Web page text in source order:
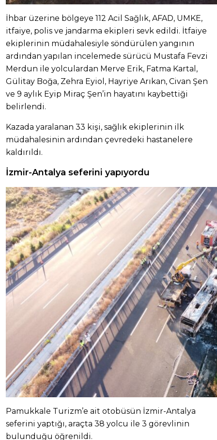
İhbar üzerine bölgeye 112 Acil Sağlık, AFAD, UMKE,
itfaiye, polis ve jandarma ekipleri sevk edildi. İtfaiye
ekiplerinin müdahalesiyle söndürülen yangının
ardından yapılan incelemede sürücü Mustafa Fevzi
Merdun ile yolculardan Merve Erik, Fatma Kartal,
Gülitay Boğa, Zehra Eyiol, Hayriye Arıkan, Civan Şen
ve 9 aylık Eyip Miraç Şen’in hayatını kaybettiği
belirlendi.
Kazada yaralanan 33 kişi, sağlık ekiplerinin ilk
müdahalesinin ardından çevredeki hastanelere
kaldırıldı.
İzmir-Antalya seferini yapıyordu
Pamukkale Turizm’e ait otobüsün İzmir-Antalya
seferini yaptığı, araçta 38 yolcu ile 3 görevlinin
bulunduğu öğrenildi.